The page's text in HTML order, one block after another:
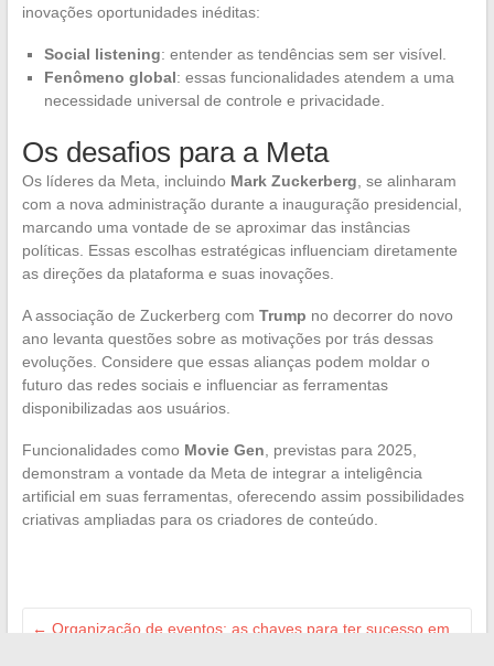
inovações oportunidades inéditas:
Social listening: entender as tendências sem ser visível.
Fenômeno global: essas funcionalidades atendem a uma
necessidade universal de controle e privacidade.
Os desafios para a Meta
Os líderes da Meta, incluindo Mark Zuckerberg , se alinharam
com a nova administração durante a inauguração presidencial,
marcando uma vontade de se aproximar das instâncias
políticas. Essas escolhas estratégicas influenciam diretamente
as direções da plataforma e suas inovações.
A associação de Zuckerberg com Trump no decorrer do novo
ano levanta questões sobre as motivações por trás dessas
evoluções. Considere que essas alianças podem moldar o
futuro das redes sociais e influenciar as ferramentas
disponibilizadas aos usuários.
Funcionalidades como Movie Gen , previstas para 2025,
demonstram a vontade da Meta de integrar a inteligência
artificial em suas ferramentas, oferecendo assim possibilidades
criativas ampliadas para os criadores de conteúdo.
← Organização de eventos: as chaves para ter sucesso em